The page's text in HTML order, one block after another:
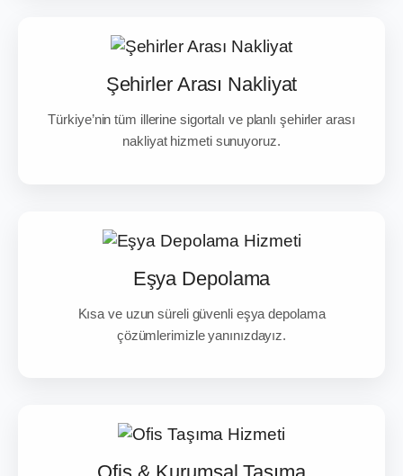
Şehirler Arası Nakliyat
Türkiye’nin tüm illerine sigortalı ve planlı şehirler arası
nakliyat hizmeti sunuyoruz.
Eşya Depolama
Kısa ve uzun süreli güvenli eşya depolama
çözümlerimizle yanınızdayız.